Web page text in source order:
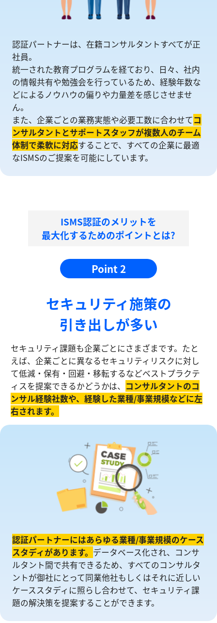
認証パートナーは、在籍コンサルタントすべてが正
社員。
統一された教育プログラムを経ており、日々、社内
の情報共有や勉強会を⾏っているため、経験年数な
どによるノウハウの偏りや⼒量差を感じさせませ
ん。
また、企業ごとの業務実態や必要工数に合わせてコ
ンサルタントとサポートスタッフが複数人のチーム
体制で柔軟に対応することで、すべての企業に最適
なISMSのご提案を可能にしています。
ISMS認証のメリットを
最大化するためのポイントとは?
Point 2
セキュリティ施策の
引き出しが多い
セキュリティ課題も企業ごとにさまざまです。たと
えば、企業ごとに異なるセキュリティリスクに対し
て低減・保有・回避・移転するなどベストプラクテ
ィスを提案できるかどうかは、 コンサルタントのコ
ンサル経験社数や、経験した業種/事業規模などに左
右されます。
認証パートナーにはあらゆる業種/事業規模のケース
スタディがあります。 データベース化され、コンサ
ルタント間で共有できるため、すべてのコンサルタ
ントが御社にとって同業他社もしくはそれに近しい
ケーススタディに照らし合わせて、セキュリティ課
題の解決策を提案することができます。